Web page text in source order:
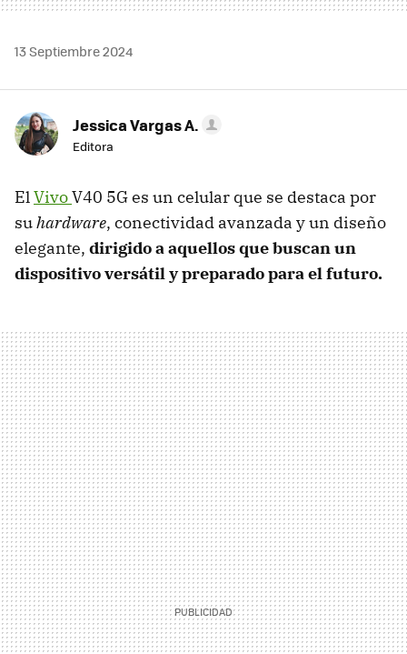
13 Septiembre 2024
Jessica Vargas A.
Editora
ElVivoV40 5G es un celular que se destaca por
suhardware, conectividad avanzada y un diseño
elegante, dirigido a aquellos que buscan un
dispositivo versátil y preparado para el futuro.